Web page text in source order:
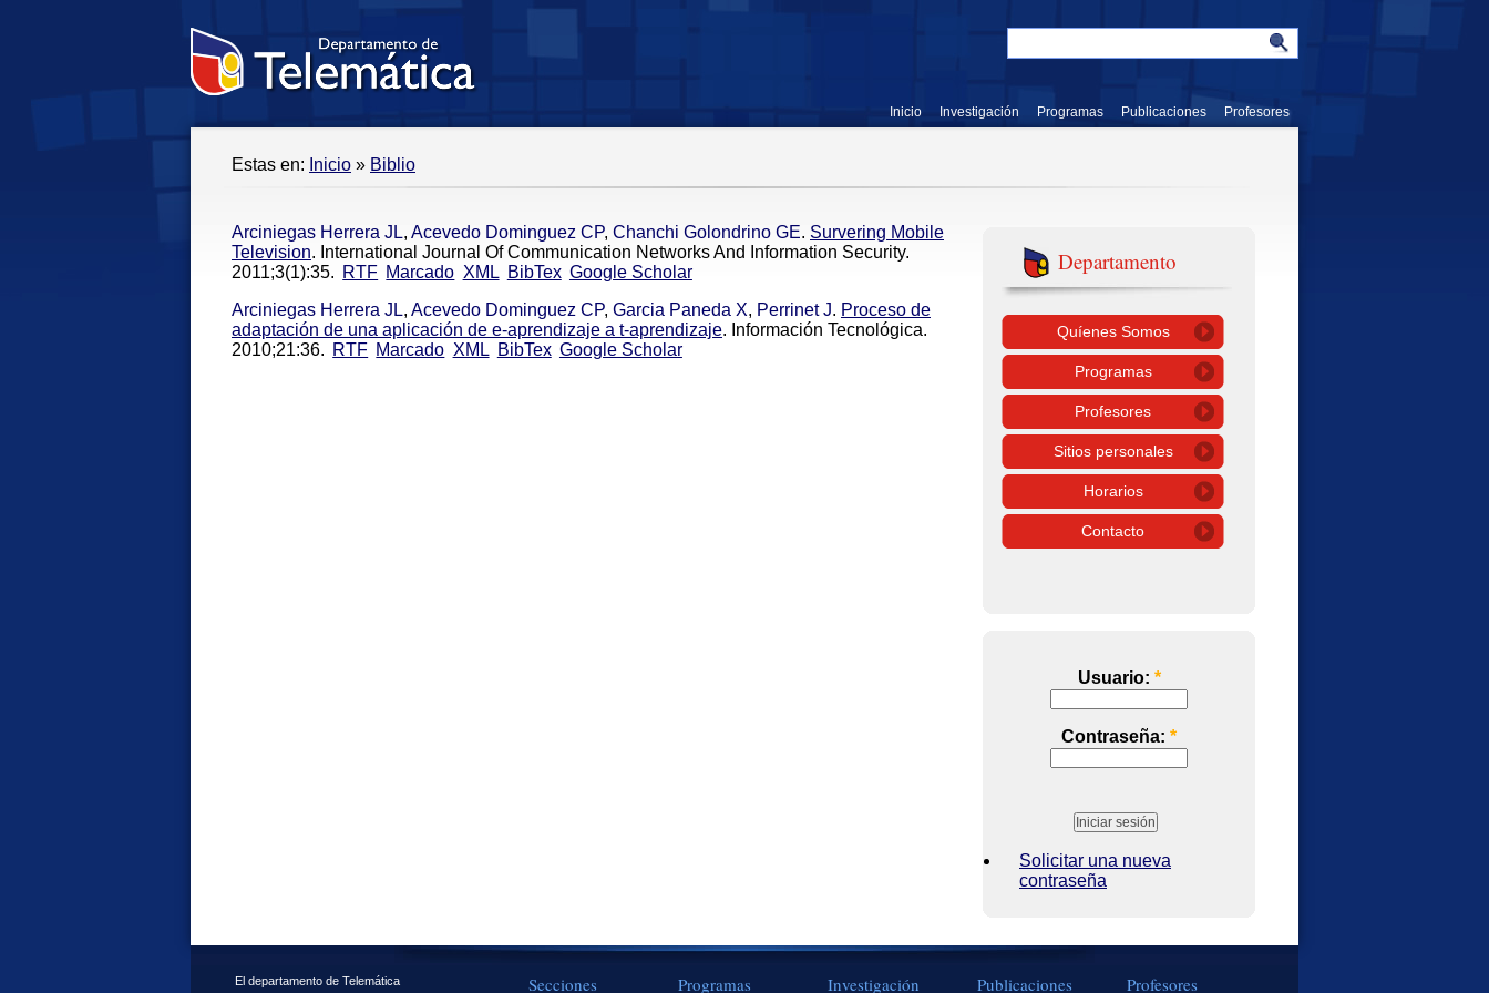
Inicio Investigación Programas Publicaciones Profesores
Estas en: Inicio » Biblio
Arciniegas Herrera JL, Acevedo Dominguez CP, Chanchi Golondrino GE. Survering Mobile
Television. International Journal Of Communication Networks And Information Security.
2011;3(1):35. RTF Marcado XML BibTex Google Scholar
Arciniegas Herrera JL, Acevedo Dominguez CP, Garcia Paneda X, Perrinet J. Proceso de
adaptación de una aplicación de e-aprendizaje a t-aprendizaje. Información Tecnológica.
2010;21:36. RTF Marcado XML BibTex Google Scholar
Departamento
Quíenes Somos
Programas
Profesores
Sitios personales
Horarios
Contacto
Usuario: *
Contraseña: *
Solicitar una nueva
contraseña
El departamento de Telemática
Secciones Programas Investigación Publicaciones Profesores